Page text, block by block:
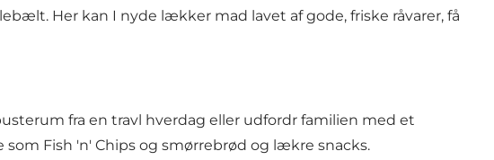
Her kan I nyde lækker mad lavet af gode, friske råvarer, få
fra en travl hverdag eller udfordr familien med et
Fish 'n' Chips og smørrebrød og lækre snacks.